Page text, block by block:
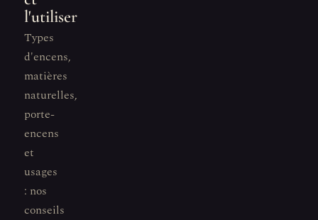
l'utiliser
Types
d'encens,
matières
naturelles,
porte-
encens
et
usages
: nos
conseils